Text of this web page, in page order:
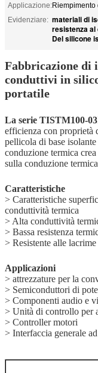
Applicazione:Riempimento
Evidenziare: materiali di
resistenza
Del silicone
Fabbricazione di
conduttivi in
portatile
La serie TISTM100-03
efficienza con proprietà
pellicola di base
conduzione termica
sulla conduzione
Caratteristiche
> Caratteristiche
conduttività termica
> Alta conduttività
> Bassa resistenza
> Resistente alle
Applicazioni
> attrezzature per la
> Semiconduttori di
> Componenti audio e
> Unità di controllo per
> Controller motori
> Interfaccia generale